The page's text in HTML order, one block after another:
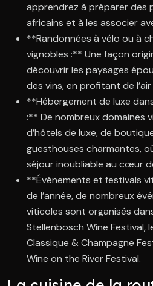
apprendrez à préparer des
africains et à les associer
**Randonnées à vélo ou à
vignobles :** Une façon
découvrir les paysages
des vins, en profitant de
**Hébergement de luxe
:** De nombreux domaines
d’hôtels de luxe, de
guesthouses charmantes,
séjour inoubliable au cœur
**Événements et festivals
de l’année, de nombreux
viticoles sont organisés
Stellenbosch Wine Festival,
Classique & Champagne
Wine on the River Festival.